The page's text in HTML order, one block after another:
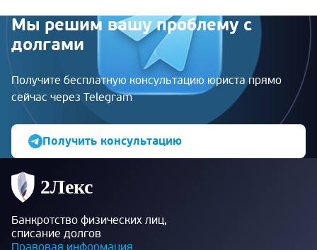
Мы решим вашу проблему с
долгами
Получите бесплатную консультацию юриста прямо
сейчас через Telegram
Получить консультацию
Банкротство физических лиц,
списание долгов
Правовая информация